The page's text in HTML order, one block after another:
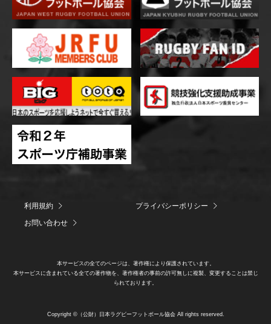
利用規約
プライバシーポリシー
お問い合わせ
本サービスの全てのページは、著作権により保護されています。
本サービスに含まれている全ての著作物を、著作権者の事前の許可無しに複製、変更することは禁じ
られております。
Copyright ©（公財）日本ラグビーフットボール協会 All rights reserved.